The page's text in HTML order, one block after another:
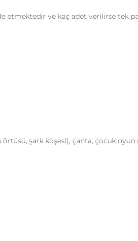
etmektedir ve kaç adet verilirse tek
şark köşesi), çanta, çocuk oyun